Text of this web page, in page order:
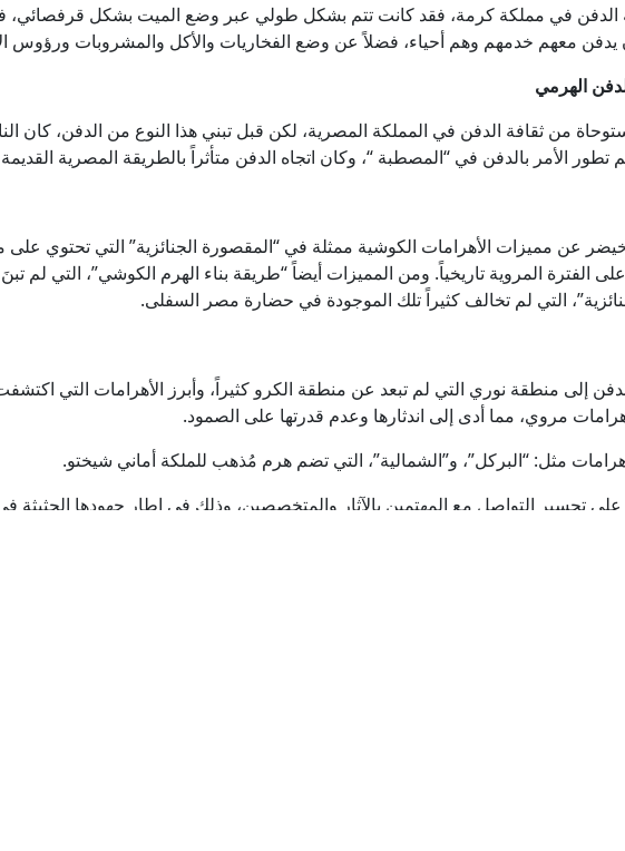
الدفن في مملكة كرمة، فقد كانت تتم بشكل طولي عبر وضع الميت بشكل قرفصائي،
معهم خدمهم وهم أحياء، فضلاً عن وضع الفخاريات والأكل والمشروبات ورؤوس
الهرمي
من ثقافة الدفن في المملكة المصرية، لكن قبل تبني هذا النوع من الدفن، كان
الأمر بالدفن في “المصطبة “، وكان اتجاه الدفن متأثراً بالطريقة المصرية
عن مميزات الأهرامات الكوشية ممثلة في “المقصورة الجنائزية” التي تحتوي على
الفترة المروية تاريخياً. ومن المميزات أيضاً “طريقة بناء الهرم الكوشي”، التي لم
التي لم تخالف كثيراً تلك الموجودة في حضارة مصر السفلى.
إلى منطقة نوري التي لم تبعد عن منطقة الكرو كثيراً، وأبرز الأهرامات التي
مروي، مما أدى إلى اندثارها وعدم قدرتها على الصمود.
مثل: “البركل”، و”الشمالية”، التي تضم هرم مُذهب للملكة أماني شيختو.
تجسير التواصل مع المهتمين بالآثار والمتخصصين، وذلك في إطار جهودها الحثيثة